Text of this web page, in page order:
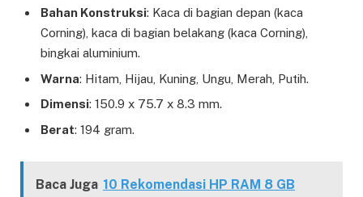
Bahan Konstruksi: Kaca di bagian depan (kaca
Corning), kaca di bagian belakang (kaca Corning),
bingkai aluminium.
Warna: Hitam, Hijau, Kuning, Ungu, Merah, Putih.
Dimensi: 150.9 x 75.7 x 8.3 mm.
Berat: 194 gram.
Baca Juga 10 Rekomendasi HP RAM 8 GB